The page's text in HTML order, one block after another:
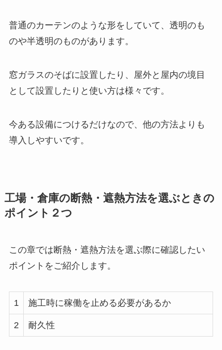
普通のカーテンのような形をしていて、透明のも
のや半透明のものがあります。
窓ガラスのそばに設置したり、屋外と屋内の境目
として設置したりと使い方は様々です。
今ある設備につけるだけなので、他の方法よりも
導入しやすいです。
工場・倉庫の断熱・遮熱方法を選ぶときの
ポイント２つ
この章では断熱・遮熱方法を選ぶ際に確認したい
ポイントをご紹介します。
1 施工時に稼働を止める必要があるか
2 耐久性